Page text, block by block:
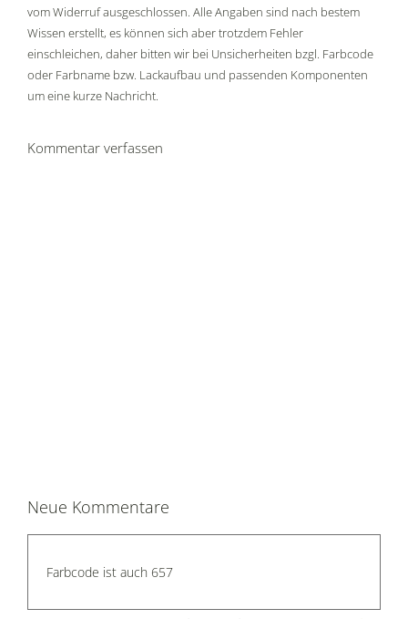
vom Widerruf ausgeschlossen. Alle Angaben sind nach bestem
Wissen erstellt, es können sich aber trotzdem Fehler
einschleichen, daher bitten wir bei Unsicherheiten bzgl. Farbcode
oder Farbname bzw. Lackaufbau und passenden Komponenten
um eine kurze Nachricht.
Kommentar verfassen
Neue Kommentare
Farbcode ist auch 657